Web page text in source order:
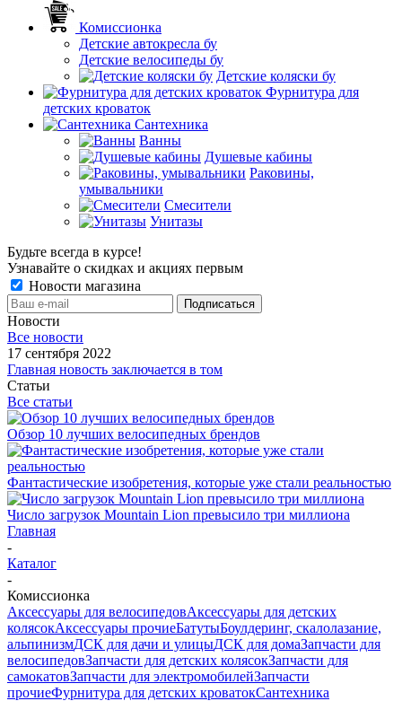
Комиссионка
Детские автокресла бу
Детские велосипеды бу
Детские коляски бу
Фурнитура для
детских кроваток
Сантехника
Ванны
Душевые кабины
Раковины,
умывальники
Смесители
Унитазы
Будьте всегда в курсе!
Узнавайте о скидках и акциях первым
Новости магазина
Новости
Все новости
17 сентября 2022
Главная новость заключается в том
Статьи
Все статьи
Обзор 10 лучших велосипедных брендов
Фантастические изобретения, которые уже стали реальностью
Число загрузок Mountain Lion превысило три миллиона
Главная
-
Каталог
-
Комиссионка
Аксессуары для велосипедовАксессуары для детских
колясокАксессуары прочиеБатутыБоулдеринг, скалолазание,
альпинизмДСК для дачи и улицыДСК для домаЗапчасти для
велосипедовЗапчасти для детских колясокЗапчасти для
самокатовЗапчасти для электромобилейЗапчасти
прочиеФурнитура для детских кроватокСантехника